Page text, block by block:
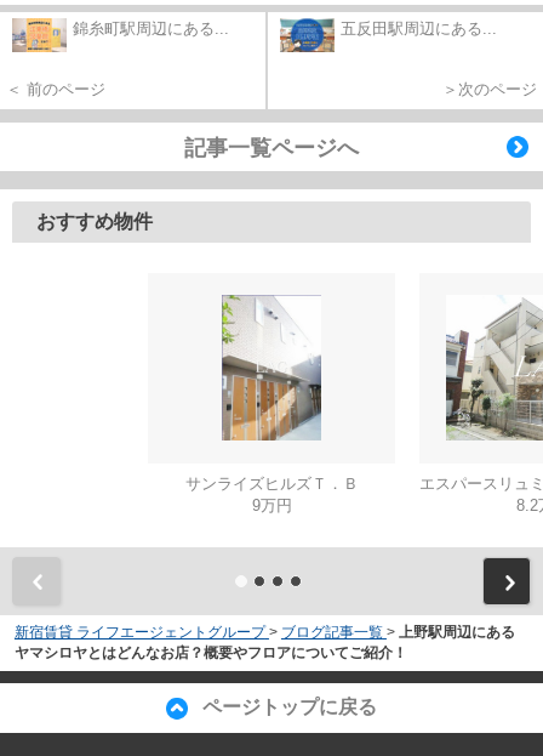
錦糸町駅周辺にある...
＜ 前のページ
五反田駅周辺にある...
＞次のページ
記事一覧ページへ
おすすめ物件
サンライズヒルズＴ．Ｂ
9万円
8.2
新宿賃貸 ライフエージェントグループ > ブログ記事一覧 >
上野駅周辺にある
ヤマシロヤとはどんなお店？概要やフロアについてご紹介！
ページトップに戻る